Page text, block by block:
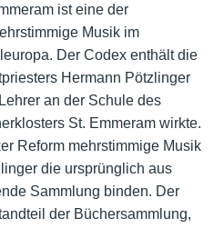
ist eine der
Musik im
Der Codex enthält die
Hermann Pötzlinger
an der Schule des
St. Emmeram wirkte.
Reform mehrstimmige Musik
die ursprünglich aus
Sammlung binden. Der
der Büchersammlung,